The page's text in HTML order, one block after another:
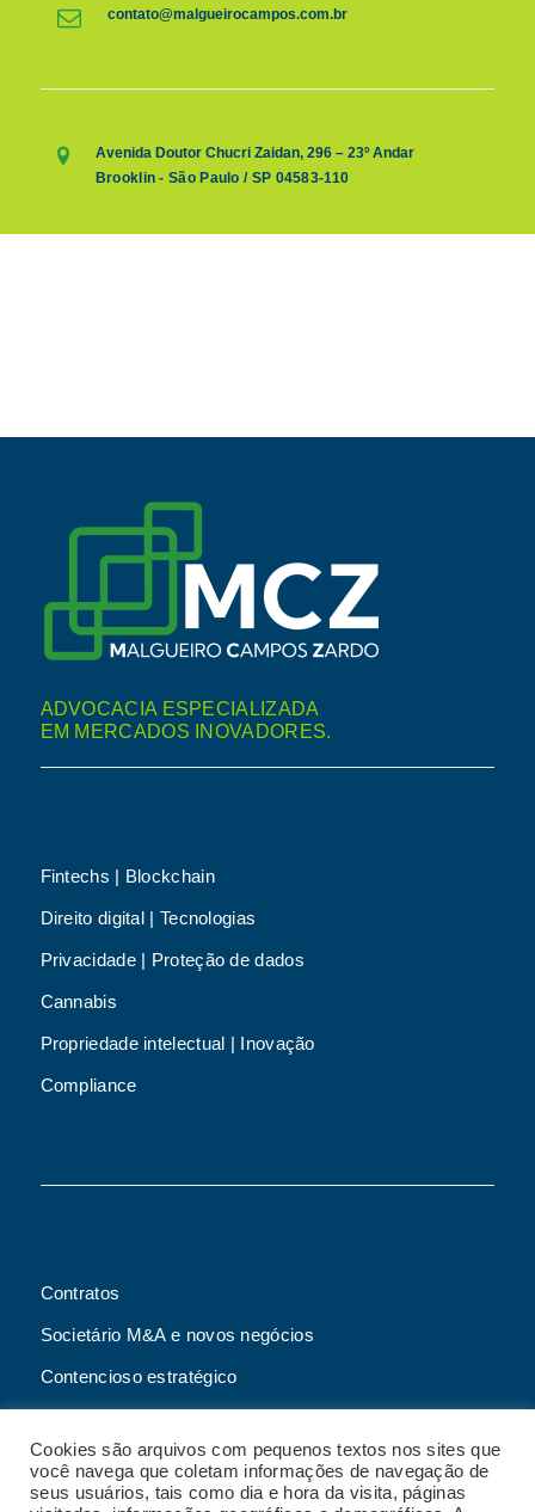
contato@malgueirocampos.com.br
Avenida Doutor Chucri Zaidan, 296 – 23º Andar
Brooklin - São Paulo / SP 04583-110
ADVOCACIA ESPECIALIZADA
EM MERCADOS INOVADORES.
Fintechs | Blockchain
Direito digital | Tecnologias
Privacidade | Proteção de dados
Cannabis
Propriedade intelectual | Inovação
Compliance
Contratos
Societário M&A e novos negócios
Contencioso estratégico
Advogado online
Planos de assessoria mensal
Cookies são arquivos com pequenos textos nos sites que
você navega que coletam informações de navegação de
seus usuários, tais como dia e hora da visita, páginas